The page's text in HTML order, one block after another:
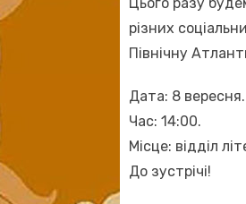
різних
Північну
Дата: 8 вересня.
Час: 14:00.
Місце: відділ
До зустрічі!